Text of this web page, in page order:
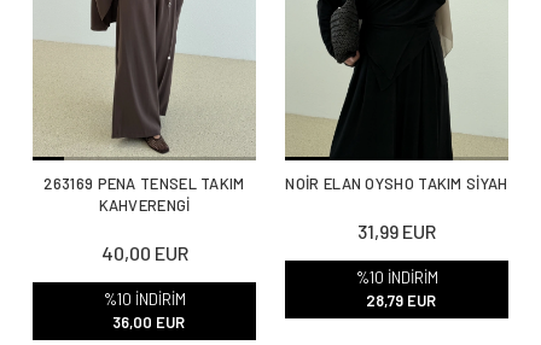
263169 PENA TENSEL TAKIM
KAHVERENGİ
40,00 EUR
%10 İNDİRİM
36,00 EUR
NOİR ELAN OYSHO TAKIM SİYAH
31,99 EUR
%10 İNDİRİM
28,79 EUR